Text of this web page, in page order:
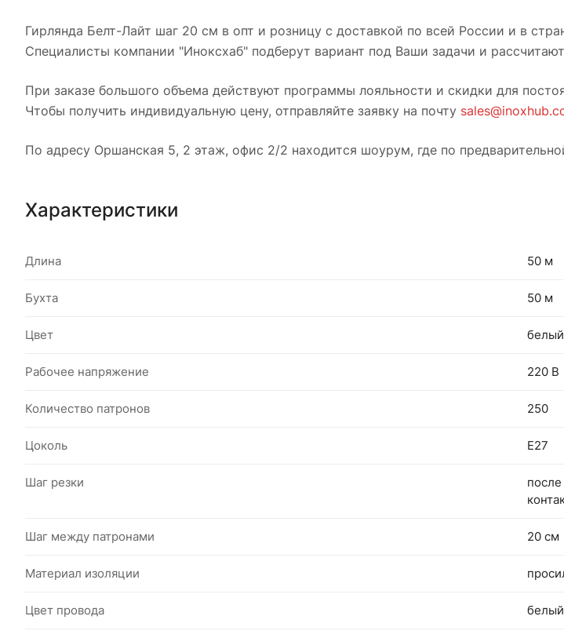
Гирлянда Белт-Лайт шаг 20 см в опт и розницу с доставкой по всей России и в
Специалисты компании "Иноксхаб" подберут вариант под Ваши задачи и
При заказе большого объема действуют программы лояльности и скидки для
Чтобы получить индивидуальную цену, отправляйте заявку на почту
По адресу Оршанская 5, 2 этаж, офис 2/2 находится шоурум, где по
Характеристики
Длина 50 м
Бухта 50 м
Цвет белый
Рабочее напряжение 220 В
Количество патронов 250
Цоколь Е27
Шаг резки
Шаг между патронами 20 см
Материал изоляции
Цвет провода белый